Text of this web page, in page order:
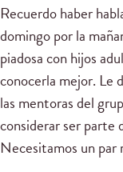
Recuerdo haber
domingo por la
piadosa con hijos
conocerla mejor. Le
las mentoras del
considerar ser parte
Necesitamos un par